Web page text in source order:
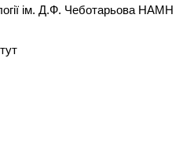
ім. Д.Ф. Чеботарьова НАМН